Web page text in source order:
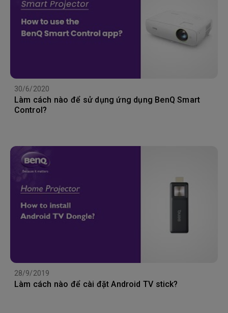
30/6/2020
Làm cách nào để sử dụng ứng dụng BenQ Smart
Control?
28/9/2019
Làm cách nào để cài đặt Android TV stick?